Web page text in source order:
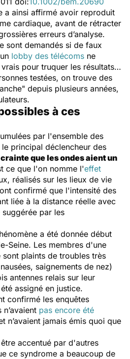
a ainsi affirmé avoir reproduit
cardiaque, avant de rétracter
erreurs d’analyse.
sont demandés si de faux
lobby des télécoms ne
vrais pour truquer les résultats…
testées, on trouve des
depuis plusieurs années,
à ces
par l'ensemble des
principal déclencheur des
que les ondes aient un
ce que l'on nomme l'effet
réalisés sur les lieux de vie
confirmé que l'intensité des
liée à la distance réelle avec
par les
a été donnée début
Seine. Les membres d'une
plaints de troubles très
saignements de nez)
antennes relais sur leur
assigné en justice.
confirmé les enquêtes
pas encore été
n’avaient jamais émis quoi que
accentué par d'autres
ce syndrome a beaucoup de